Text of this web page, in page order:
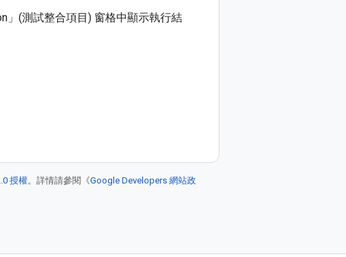
」(測試整合項目) 窗格中顯示執行結
授權。詳情請參閱《Google Developers 網站政